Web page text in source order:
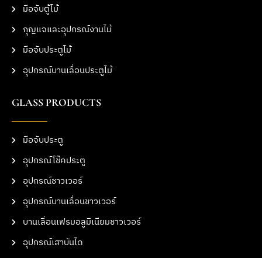
มือจับตู้ไม้
กุญแจและอุปกรณ์งานไม้
มือจับประตูไม้
อุปกรณ์บานเลื่อนประตูไม้
GLASS PRODUCTS
มือจับประตู
อุปกรณ์โช๊คประตู
อุปกรณ์ชาวเวอร์
อุปกรณ์บานเลื่อนชาวเวอร์
บานเลื่อนเฟรมอลูมิเนียมชาวเวอร์
อุปกรณ์เสาบันได